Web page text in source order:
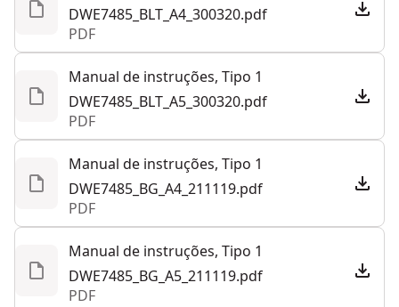
DWE7485_BLT_A4_300320.pdf
PDF
Manual de instruções, Tipo 1
DWE7485_BLT_A5_300320.pdf
PDF
Manual de instruções, Tipo 1
DWE7485_BG_A4_211119.pdf
PDF
Manual de instruções, Tipo 1
DWE7485_BG_A5_211119.pdf
PDF